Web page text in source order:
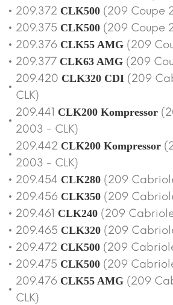
209.372 CLK500 (209 Coupe
209.375 CLK500 (209 Coupe
209.376 CLK55 AMG (209
209.377 CLK63 AMG (209
209.420 CLK320 CDI (209
CLK)
209.441 CLK200 Kompressor
2003 - CLK)
209.442 CLK200 Kompressor
2003 - CLK)
209.454 CLK280 (209
209.456 CLK350 (209
209.461 CLK240 (209
209.465 CLK320 (209
209.472 CLK500 (209
209.475 CLK500 (209
209.476 CLK55 AMG (209
CLK)